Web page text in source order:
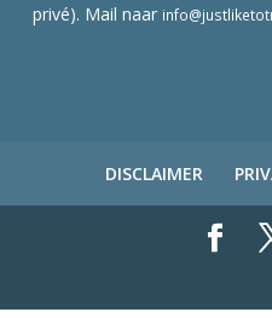
privé). Mail naar
DISCLAIMER